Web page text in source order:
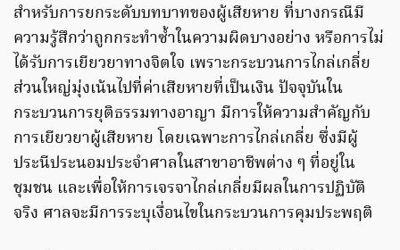
สำหรับการยกระดับบทบาทของผู้เสียหาย ที่บางกรณีมี
ความรู้สึกว่าถูกกระทำซ้ำในความผิดบางอย่าง หรือการไม่
ได้รับการเยียวยาทางจิตใจ เพราะกระบวนการไกล่เกลี่ย
ส่วนใหญ่มุ่งเน้นไปที่ค่าเสียหายที่เป็นเงิน ปัจจุบันใน
กระบวนการยุติธรรมทางอาญา มีการให้ความสำคัญกับ
การเยียวยาผู้เสียหาย โดยเฉพาะการไกล่เกลี่ย ซึ่งมีผู้
ประนีประนอมประจำศาลในสาขาอาชีพต่าง ๆ ที่อยู่ใน
ชุมชน และเพื่อให้การเจรจาไกล่เกลี่ยมีผลในการปฏิบัติ
จริง ศาลจะมีการระบุเงื่อนไขในกระบวนการคุมประพฤติ